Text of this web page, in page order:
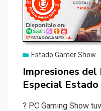
Estado Gamer Show
Impresiones del
Especial
? PC Gaming Show